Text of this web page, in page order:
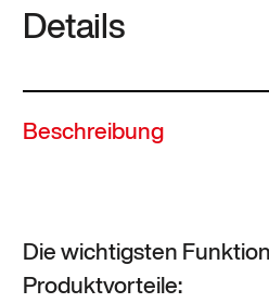
Details
Beschreibung
Die wichtigsten
Produktvorteile: